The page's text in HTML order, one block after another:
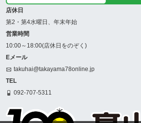
店休日
第2・第4水曜日、年末年始
営業時間
10:00～18:00(店休日をのぞく)
Eメール
takuhai@takayama78online.jp
TEL
092-707-5311